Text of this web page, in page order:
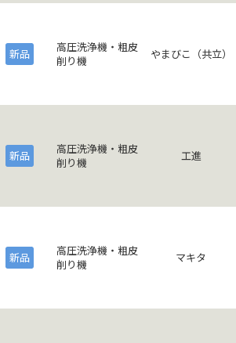
新品
高圧洗浄機・粗皮
削り機
やまびこ（共立）
新品
高圧洗浄機・粗皮
削り機
工進
新品
高圧洗浄機・粗皮
削り機
マキタ